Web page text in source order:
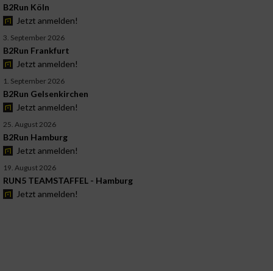
B2Run Köln
Jetzt anmelden!
3. September 2026
B2Run Frankfurt
Jetzt anmelden!
1. September 2026
B2Run Gelsenkirchen
Jetzt anmelden!
25. August 2026
B2Run Hamburg
Jetzt anmelden!
19. August 2026
RUN5 TEAMSTAFFEL - Hamburg
Jetzt anmelden!